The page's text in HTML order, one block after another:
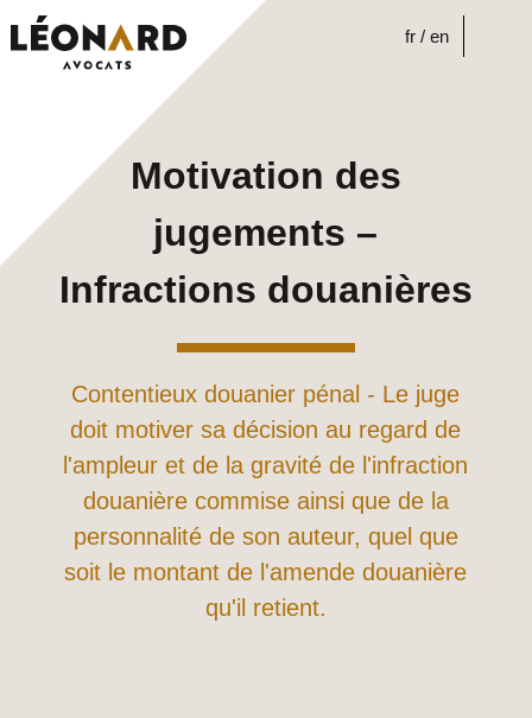
content
fr en
Motivation des
jugements –
Infractions douanières
Contentieux douanier pénal - Le juge
doit motiver sa décision au regard de
l'ampleur et de la gravité de l'infraction
douanière commise ainsi que de la
personnalité de son auteur, quel que
soit le montant de l'amende douanière
qu'il retient.